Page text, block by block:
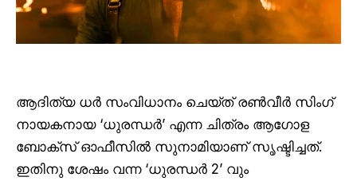
ആദിത്യ ധർ സംവിധാനം ചെയ്ത് രൺവീർ സിംഗ്
നായകനായ ‘ധുരന്ധർ’ എന്ന ചിത്രം ആഗോള
ബോക്സ് ഓഫീസിൽ സുനാമിയാണ് സൃഷ്ടിച്ചത്.
ഇതിനു ശേഷം വന്ന ‘ധുരന്ധർ 2’ വും